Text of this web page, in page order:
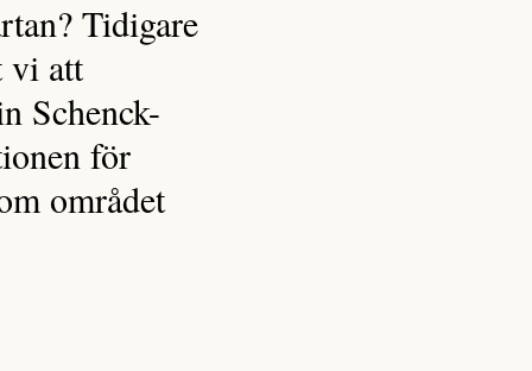
Tidigare
vi att
Schenck-
för
området